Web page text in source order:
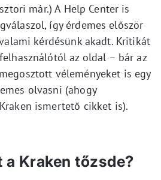
már.) A Help Center is
így érdemes először
kérdésünk akadt. Kritikát
az oldal – bár az
véleményeket is egy
olvasni (ahogy
ismertető cikket is).
a Kraken tőzsde?